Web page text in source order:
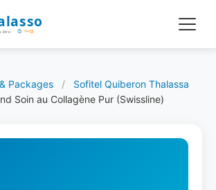
Packages /
Sofitel Quiberon Thalassa
Soin au Collagène Pur (Swissline)